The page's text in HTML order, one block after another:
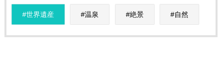
世界遺産 温泉 絶景 自然